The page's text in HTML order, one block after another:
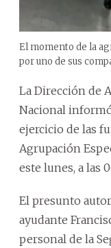
El momento de la
por uno de sus
La Dirección de
Nacional
ejercicio de las
Agrupación
este lunes, a las
El presunto
ayudante
personal de la